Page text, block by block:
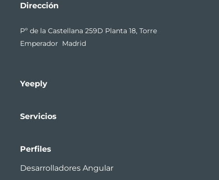
Dirección
Pº de la Castellana 259D Planta 18, Torre
Emperador Madrid
Yeeply
Servicios
Perfiles
Desarrolladores Angular